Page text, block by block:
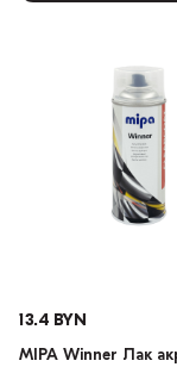
13.4 BYN
MIPA Winner Лак